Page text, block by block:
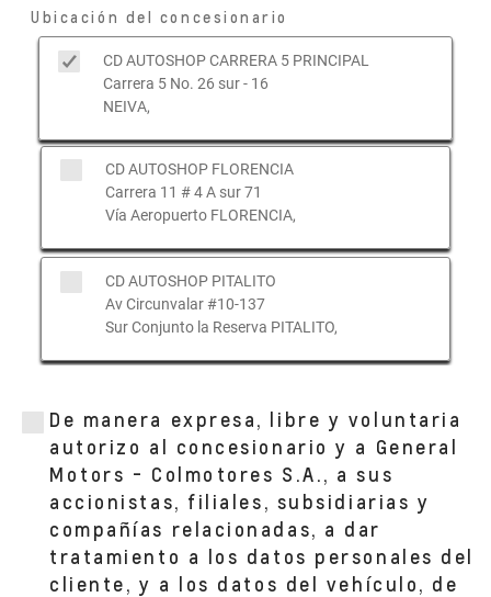
Ubicación del concesionario
CD AUTOSHOP CARRERA 5 PRINCIPAL
Carrera 5 No. 26 sur - 16
NEIVA,
CD AUTOSHOP FLORENCIA
Carrera 11 # 4 A sur 71
Vía Aeropuerto FLORENCIA,
CD AUTOSHOP PITALITO
Av Circunvalar #10-137
Sur Conjunto la Reserva PITALITO,
5
CARRERA 5 NRO. 27-70 SUR
CD AUTOSHOP CHIA
KILóMETRO 2.5 VíA CHíA-CAJICá
CHÍA, CUNDINAMA
De manera expresa, libre y voluntaria
autorizo al concesionario y a General
Motors - Colmotores S.A., a sus
accionistas, filiales, subsidiarias y
compañías relacionadas, a dar
tratamiento a los datos personales del
cliente, y a los datos del vehículo, de